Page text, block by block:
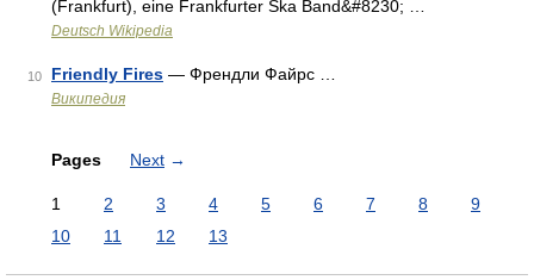
(Frankfurt), eine Frankfurter Ska Band&#8230; …
Deutsch Wikipedia
10 Friendly Fires — Френдли Файрс …
Википедия
Pages Next →
1 2 3 4 5 6 7 8
9
10
11 12 13